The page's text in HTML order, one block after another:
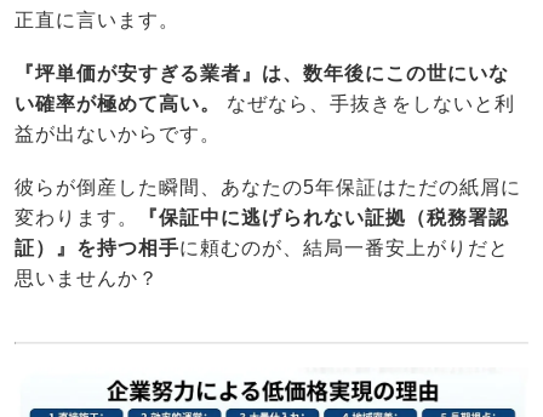
正直に言います。
『坪単価が安すぎる業者』は、数年後にこの世にいな
い確率が極めて高い。
なぜなら、手抜きをしないと利
益が出ないからです。
彼らが倒産した瞬間、あなたの5年保証はただの紙屑に
変わります。
『保証中に逃げられない証拠（税務署認
証）』を持つ相手に頼むのが、結局一番安上がりだと
思いませんか？